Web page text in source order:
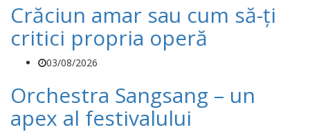
Crăciun amar sau cum să-ți
critici propria operă
03/08/2026
Orchestra Sangsang – un
apex al festivalului